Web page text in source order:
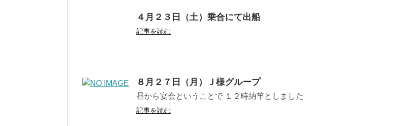
４月２３日（土）乗合にて出船
記事を読む
８月２７日（月）Ｊ様グループ
昼から宴会ということで １２時納竿としました
記事を読む